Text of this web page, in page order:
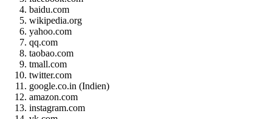
baidu.com
wikipedia.org
yahoo.com
qq.com
taobao.com
tmall.com
twitter.com
google.co.in (Indien)
amazon.com
instagram.com